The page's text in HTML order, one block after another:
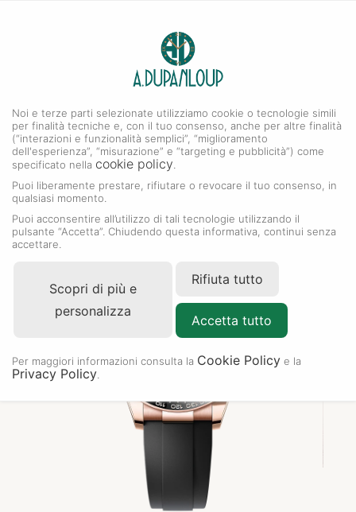
Collezione Cosmograph Daytona
Noi e terze parti selezionate utilizziamo cookie o tecnologie simili
per finalità tecniche e, con il tuo consenso, anche per altre finalità
(“interazioni e funzionalità semplici”, “miglioramento
dell'esperienza”, “misurazione” e “targeting e pubblicità”) come
specificato nella cookie policy
Puoi liberamente prestare, rifiutare o revocare il tuo consenso, in
qualsiasi momento.
Puoi acconsentire all’utilizzo di tali tecnologie utilizzando il
pulsante “Accetta”. Chiudendo questa informativa, continui senza
accettare.
Scopri di più e
personalizza
Rifiuta tutto
Accetta tutto
Per maggiori informazioni consulta la Cookie Policy e la
Privacy Policy